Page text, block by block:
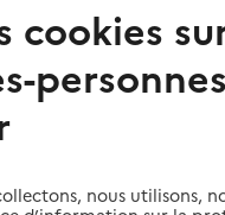
département
âgées (EHPA)
(EHPA)
cookies
nous utilisons,